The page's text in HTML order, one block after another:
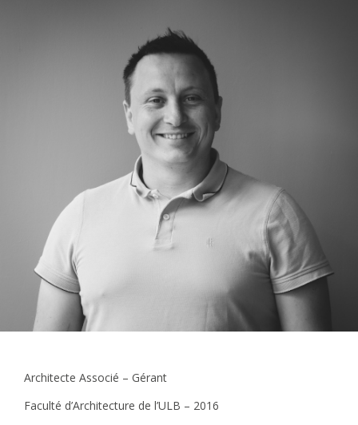
Architecte Associé – Gérant
Faculté d’Architecture de l’ULB – 2016